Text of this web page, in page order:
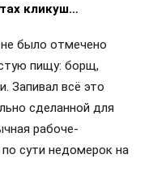
кликуш…
было отмечено
пищу: борщ,
Запивал всё это
сделанной для
рабоче-
сути недомерок на